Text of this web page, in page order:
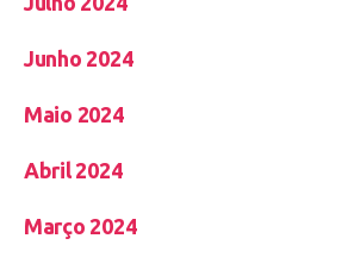
Junho 2024
Maio 2024
Abril 2024
Março 2024